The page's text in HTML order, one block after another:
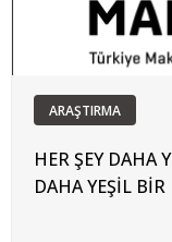
ARAŞTIRMA
HER ŞEY DAHA
DAHA YEŞİL